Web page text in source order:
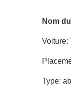
Nom
Voiture:
Type: